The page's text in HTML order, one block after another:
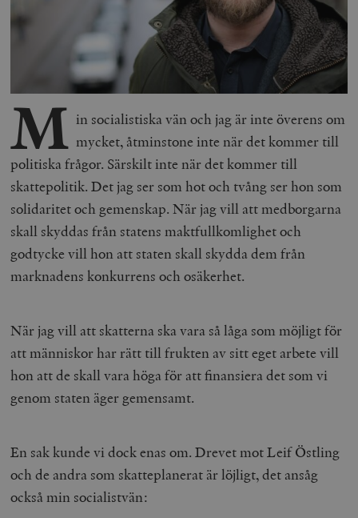
M in socialistiska vän och jag är inte överens om
mycket, åtminstone inte när det kommer till
politiska frågor. Särskilt inte när det kommer till
skattepolitik. Det jag ser som hot och tvång ser hon som
solidaritet och gemenskap. När jag vill att medborgarna
skall skyddas från statens maktfullkomlighet och
godtycke vill hon att staten skall skydda dem från
marknadens konkurrens och osäkerhet.
När jag vill att skatterna ska vara så låga som möjligt för
att människor har rätt till frukten av sitt eget arbete vill
hon att de skall vara höga för att finansiera det som vi
genom staten äger gemensamt.
En sak kunde vi dock enas om. Drevet mot Leif Östling
och de andra som skatteplanerat är löjligt, det ansåg
också min socialistvän: